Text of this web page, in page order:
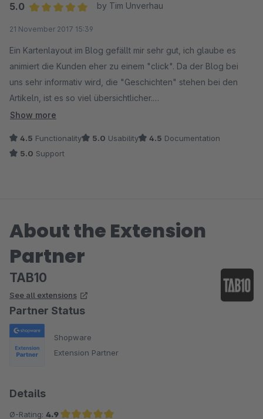
5.0
by Tim Unverhau
21 November 2017 15:39
Ein Kartenlayout im Blog gefällt mir sehr gut, ich glaube es
animiert die Kunden eher zu einem "click". Da der Blog bei
uns sehr informativ wird, die "Geschichten" stehen bei den
Artikeln, ist es so viel übersichtlicher.
Dieses Plugin ist preisgünstig. Der Hersteller antwortet schnell
ist das auch ein Kaufgrund.
Und natürlich hatte ich Fragen. Die Antworten: schnell, präzise,
Show more
4.5 Functionality 5.0 Usability 4.5 Documentation
5.0 Support
About the Extension
Partner
TAB10
See all extensions
Partner Status
Shopware
Extension Partner
Details
Ø-Rating: 4.9